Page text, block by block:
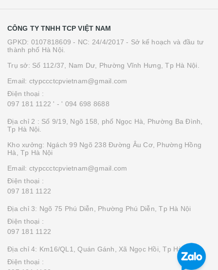
CÔNG TY TNHH TCP VIỆT NAM
GPKD: 0107818609 - NC: 24/4/2017 - Sở kế hoạch và đầu tư
thành phố Hà Nội.
Trụ sở: Số 112/37, Nam Dư, Phường Vĩnh Hưng, Tp Hà Nội.
Email: ctypccctcpvietnam@gmail.com
Điện thoại :
097 181 1122 ' - ' 094 698 8688
Địa chỉ 2 : Số 9/19, Ngõ 158, phố Ngọc Hà, Phường Ba Đình,
Tp Hà Nội.
Kho xưởng: Ngách 99 Ngõ 238 Đường Âu Cơ, Phường Hồng
Hà, Tp Hà Nội
Email: ctypccctcpvietnam@gmail.com
Điện thoại :
097 181 1122
Địa chỉ 3: Ngõ 75 Phú Diễn, Phường Phú Diễn, Tp Hà Nội
Điện thoại :
097 181 1122
Địa chỉ 4: Km16/QL1, Quán Gánh, Xã Ngọc Hồi, Tp Hà Nội
Điện thoại :